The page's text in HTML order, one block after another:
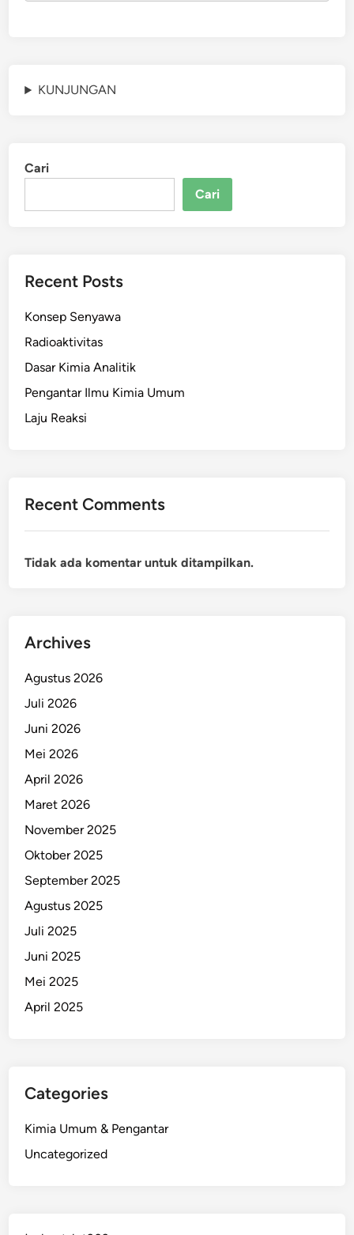
KUNJUNGAN
Cari
Cari
Recent Posts
Konsep Senyawa
Radioaktivitas
Dasar Kimia Analitik
Pengantar Ilmu Kimia Umum
Laju Reaksi
Recent Comments
Tidak ada komentar untuk ditampilkan.
Archives
Agustus 2026
Juli 2026
Juni 2026
Mei 2026
April 2026
Maret 2026
November 2025
Oktober 2025
September 2025
Agustus 2025
Juli 2025
Juni 2025
Mei 2025
April 2025
Categories
Kimia Umum & Pengantar
Uncategorized